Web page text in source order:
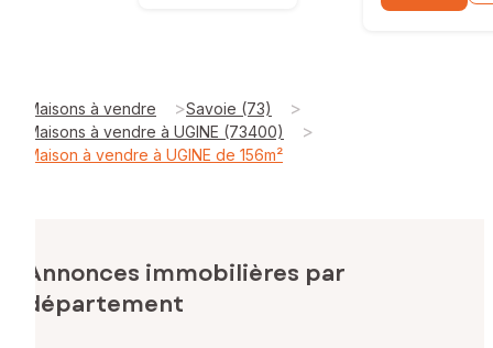
Maisons à vendre >Savoie (73) >
Maisons à vendre à UGINE (73400) >
Maison à vendre à UGINE de 156m²
Annonces immobilières par
département